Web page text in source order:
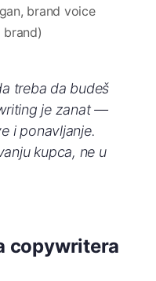
brand voice
treba da budeš
je zanat —
i ponavljanje.
kupca, ne u
copywritera